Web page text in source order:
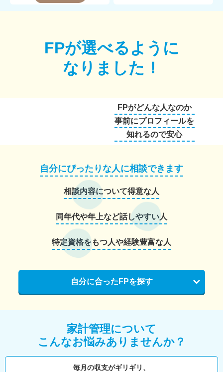
FPが選べるように
なりました！
FPがどんな人なのか
事前にプロフィールを
知れるので安心
自分にぴったりな人に相談できます
相談内容について得意な人
同年代や年上など話しやすい人
特定資格をもつ人や経験豊富な人
自分に合ったFPを探す
家計管理について
こんなお悩みありませんか？
毎月の収支がギリギリ、